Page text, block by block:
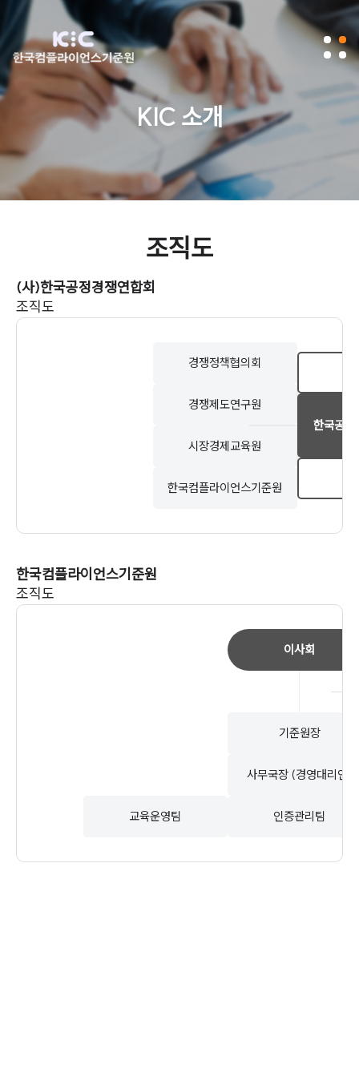
KIC 소개
조직도
(사)한국공정경쟁연합회
조직도
경쟁정책협의회
경쟁제도연구원
시장경제교육원
한국컴플라이언스기준원
한국공정
한국컴플라이언스기준원
조직도
이사회
기준원장
사무국장 (경영대리인)
교육운영팀 인증관리팀